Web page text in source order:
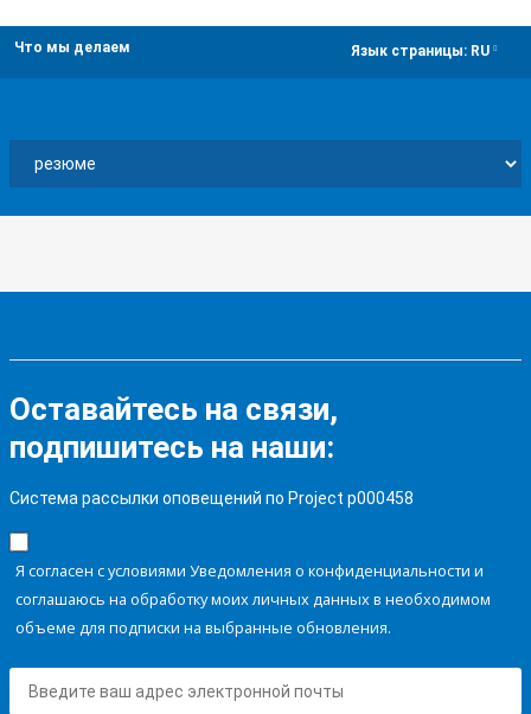
Что мы делаем Язык страницы: RU
Оставайтесь на связи,
подпишитесь на наши:
Система рассылки оповещений по Project p000458
Я согласен с условиями Уведомления о конфиденциальности и
соглашаюсь на обработку моих личных данных в необходимом
объеме для подписки на выбранные обновления.